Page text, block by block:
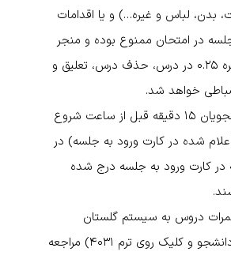
بدن، لباس و غیره…) و یا اقدامات
در امتحان ممنوع بوده و منجر
به صدور رأی (نمره ۰.۲۵ در درس، حذف درس، تعلیق و
خواهد شد.
• لازم است دانشجویان ۱۵ دقیقه قبل از ساعت شروع
شده در کارت ورود به جلسه) در
در کارت ورود به جلسه درج شده
دروس به سیستم گلستان
(اطلاعات جامع دانشجو و کلیک روی ترم ۴۰۳۱) مراجعه